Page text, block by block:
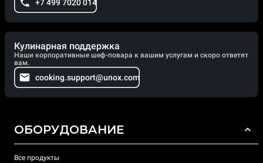
+7 499 7020 014
Кулинарная поддержка
Наши корпоративные шеф-повара к вашим услугам и скоро ответят
вам.
cooking.support@unox.com
ОБОРУДОВАНИЕ
Все продукты